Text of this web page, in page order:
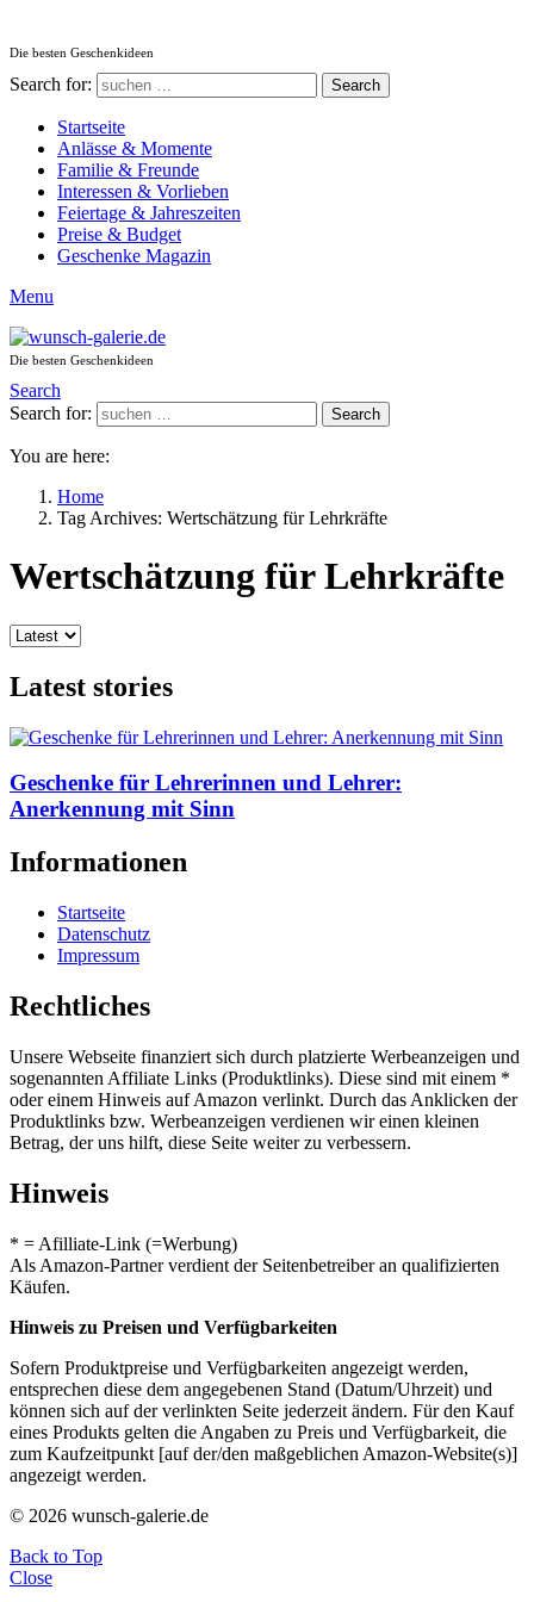
Die besten Geschenkideen
Search for: Search
Startseite
Anlässe & Momente
Familie & Freunde
Interessen & Vorlieben
Feiertage & Jahreszeiten
Preise & Budget
Geschenke Magazin
Menu
Die besten Geschenkideen
Search
Search for:
Search
You are here:
Home
Tag Archives: Wertschätzung für Lehrkräfte
Wertschätzung für Lehrkräfte
Latest stories
Geschenke für Lehrerinnen und Lehrer:
Anerkennung mit Sinn
Informationen
Startseite
Datenschutz
Impressum
Rechtliches
Unsere Webseite finanziert sich durch platzierte Werbeanzeigen und
sogenannten Affiliate Links (Produktlinks). Diese sind mit einem *
oder einem Hinweis auf Amazon verlinkt. Durch das Anklicken der
Produktlinks bzw. Werbeanzeigen verdienen wir einen kleinen
Betrag, der uns hilft, diese Seite weiter zu verbessern.
Hinweis
* = Afilliate-Link (=Werbung)
Als Amazon-Partner verdient der Seitenbetreiber an qualifizierten
Käufen.
Hinweis zu Preisen und Verfügbarkeiten
Sofern Produktpreise und Verfügbarkeiten angezeigt werden,
entsprechen diese dem angegebenen Stand (Datum/Uhrzeit) und
können sich auf der verlinkten Seite jederzeit ändern. Für den Kauf
eines Produkts gelten die Angaben zu Preis und Verfügbarkeit, die
zum Kaufzeitpunkt [auf der/den maßgeblichen Amazon-Website(s)]
angezeigt werden.
© 2026 wunsch-galerie.de
Back to Top
Close